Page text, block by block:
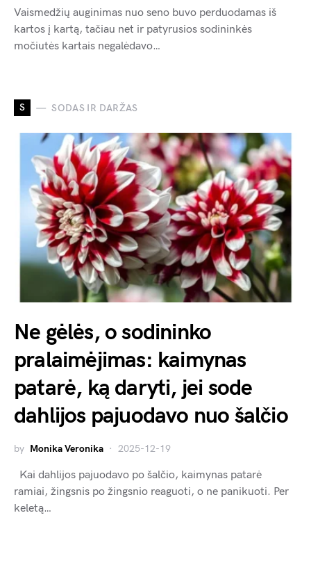
Vaismedžių auginimas nuo seno buvo perduodamas iš
kartos į kartą, tačiau net ir patyrusios sodininkės
močiutės kartais negalėdavo…
S SODAS IR DARŽAS
Ne gėlės, o sodininko
pralaimėjimas: kaimynas
patarė, ką daryti, jei sode
dahlijos pajuodavo nuo šalčio
by Monika Veronika 2025-12-19
Kai dahlijos pajuodavo po šalčio, kaimynas patarė
ramiai, žingsnis po žingsnio reaguoti, o ne panikuoti. Per
keletą…